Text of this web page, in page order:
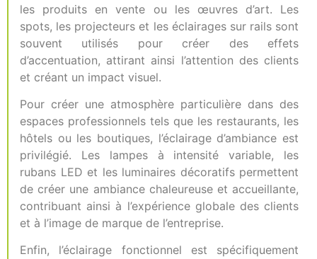
les produits en vente ou les œuvres d’art. Les
spots, les projecteurs et les éclairages sur rails sont
souvent utilisés pour créer des effets
d’accentuation, attirant ainsi l’attention des clients
et créant un impact visuel.
Pour créer une atmosphère particulière dans des
espaces professionnels tels que les restaurants, les
hôtels ou les boutiques, l’éclairage d’ambiance est
privilégié. Les lampes à intensité variable, les
rubans LED et les luminaires décoratifs permettent
de créer une ambiance chaleureuse et accueillante,
contribuant ainsi à l’expérience globale des clients
et à l’image de marque de l’entreprise.
Enfin, l’éclairage fonctionnel est spécifiquement